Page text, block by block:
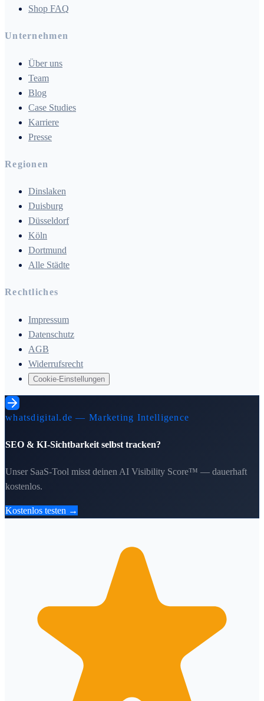
Shop FAQ
Unternehmen
Über uns
Team
Blog
Case Studies
Karriere
Presse
Regionen
Dinslaken
Duisburg
Düsseldorf
Köln
Dortmund
Alle Städte
Rechtliches
Impressum
Datenschutz
AGB
Widerrufsrecht
Cookie-Einstellungen
whatsdigital.de — Marketing Intelligence
SEO & KI-Sichtbarkeit selbst tracken?
Unser SaaS-Tool misst deinen AI Visibility Score™ — dauerhaft
kostenlos.
Kostenlos testen →